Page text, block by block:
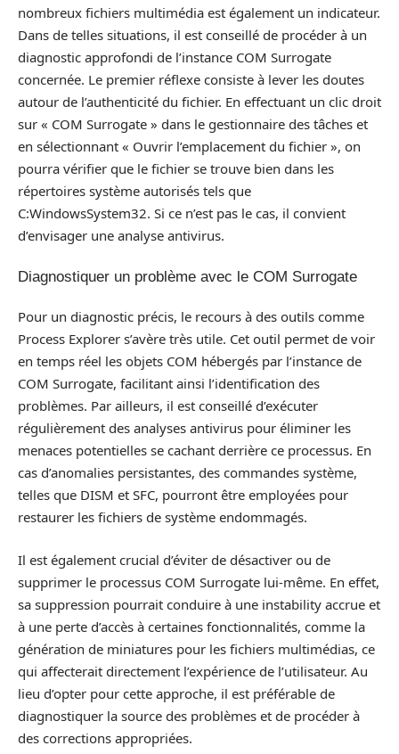
nombreux fichiers multimédia est également un indicateur.
Dans de telles situations, il est conseillé de procéder à un
diagnostic approfondi de l’instance COM Surrogate
concernée. Le premier réflexe consiste à lever les doutes
autour de l’authenticité du fichier. En effectuant un clic droit
sur « COM Surrogate » dans le gestionnaire des tâches et
en sélectionnant « Ouvrir l’emplacement du fichier », on
pourra vérifier que le fichier se trouve bien dans les
répertoires système autorisés tels que
C:WindowsSystem32. Si ce n’est pas le cas, il convient
d’envisager une analyse antivirus.
Diagnostiquer un problème avec le COM Surrogate
Pour un diagnostic précis, le recours à des outils comme
Process Explorer s’avère très utile. Cet outil permet de voir
en temps réel les objets COM hébergés par l’instance de
COM Surrogate, facilitant ainsi l’identification des
problèmes. Par ailleurs, il est conseillé d’exécuter
régulièrement des analyses antivirus pour éliminer les
menaces potentielles se cachant derrière ce processus. En
cas d’anomalies persistantes, des commandes système,
telles que DISM et SFC, pourront être employées pour
restaurer les fichiers de système endommagés.
Il est également crucial d’éviter de désactiver ou de
supprimer le processus COM Surrogate lui-même. En effet,
sa suppression pourrait conduire à une instability accrue et
à une perte d’accès à certaines fonctionnalités, comme la
génération de miniatures pour les fichiers multimédias, ce
qui affecterait directement l’expérience de l’utilisateur. Au
lieu d’opter pour cette approche, il est préférable de
diagnostiquer la source des problèmes et de procéder à
des corrections appropriées.